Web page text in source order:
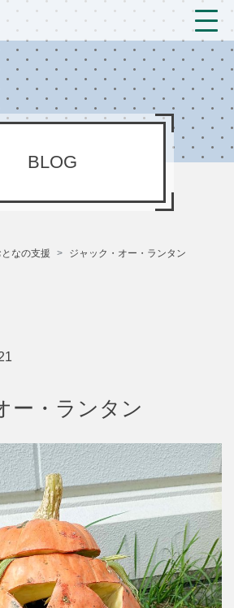
ス
BLOG
となの支援 ジャック・オー・ランタン
ー・ランタン